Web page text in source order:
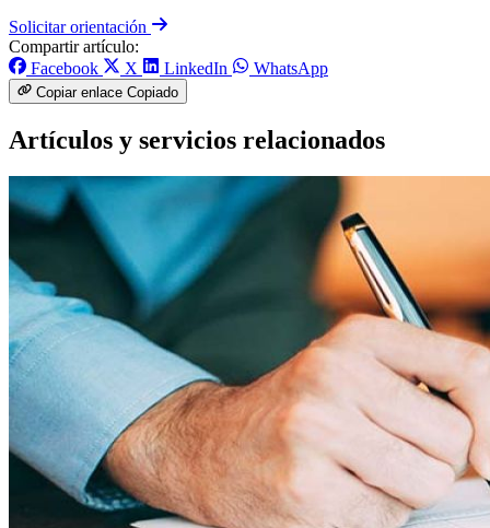
Solicitar orientación
Compartir artículo:
Facebook
X LinkedIn WhatsApp
Copiar enlace Copiado
Artículos y servicios relacionados